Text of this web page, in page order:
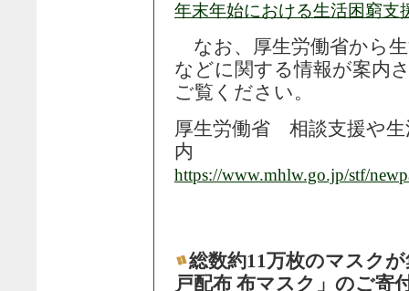
年末年始における生活困窮支
なお、厚生労働省から
などに関する情報が案内
ご覧ください。
厚生労働省 相談支援や
内
https://www.mhlw.go.jp/stf/
総数約11万枚のマスク
戸配布 布マスク」のご寄